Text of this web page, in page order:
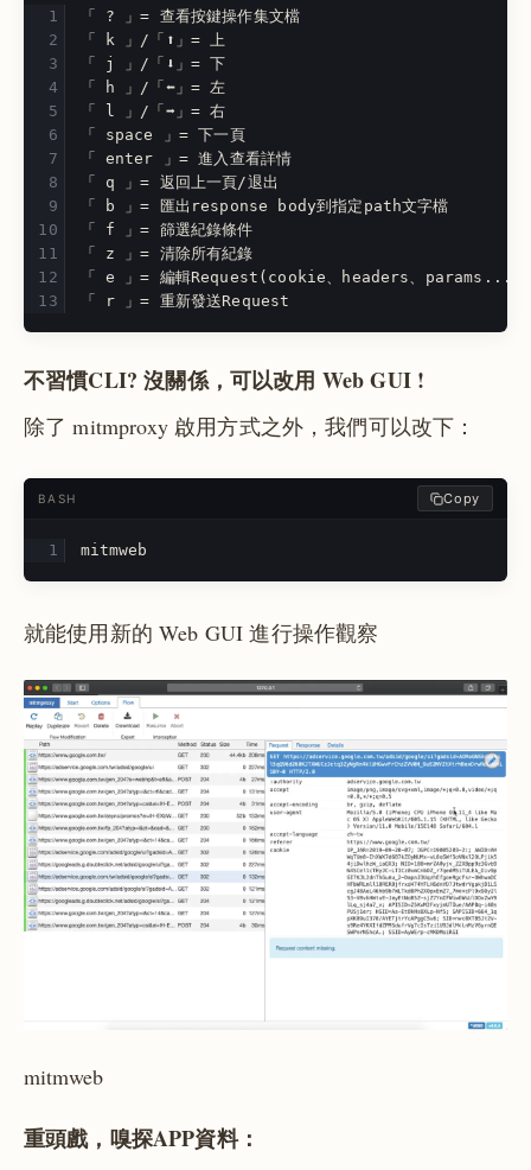
「 ? 」= 查看按鍵操作集文檔
「 k 」/「⬆」= 上
「 j 」/「⬇」= 下
「 h 」/「⬅」= 左
「 l 」/「➡️」️= 右
「 space 」= 下一頁
「 enter 」= 進入查看詳情
「 q 」= 返回上一頁/退出
「 b 」= 匯出response body到指定path文字檔
「 f 」= 篩選紀錄條件
「 z 」= 清除所有紀錄
「 e 」= 編輯Request(cookie、headers、params...)
「 r 」= 重新發送Request
不習慣CLI? 沒關係，可以改用 Web GUI !
除了 mitmproxy 啟用方式之外，我們可以改下：
BASH Copy
mitmweb
就能使用新的 Web GUI 進行操作觀察
mitmweb
重頭戲，嗅探APP資料：